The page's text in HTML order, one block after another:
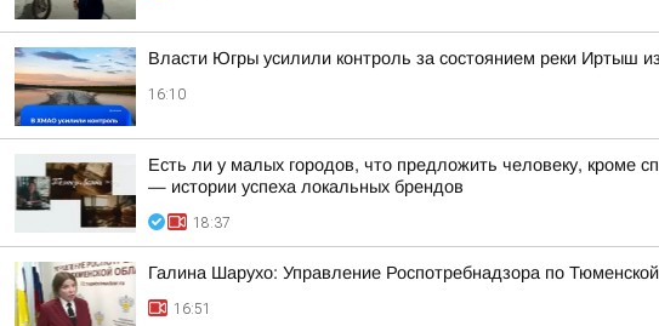
Власти Югры усилили контроль за состоянием реки Иртыш
16:10
Есть ли у малых городов, что предложить человеку, кроме
— истории успеха локальных брендов
18:37
Галина Шарухо: Управление Роспотребнадзора по
16:51